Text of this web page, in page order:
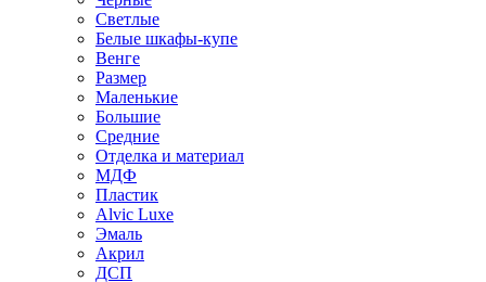
Светлые
Белые шкафы-купе
Венге
Размер
Маленькие
Большие
Средние
Отделка и материал
МДФ
Пластик
Alvic Luxe
Эмаль
Акрил
ДСП